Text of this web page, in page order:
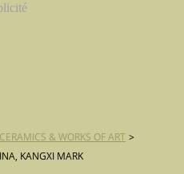
& WORKS OF ART >
KANGXI MARK